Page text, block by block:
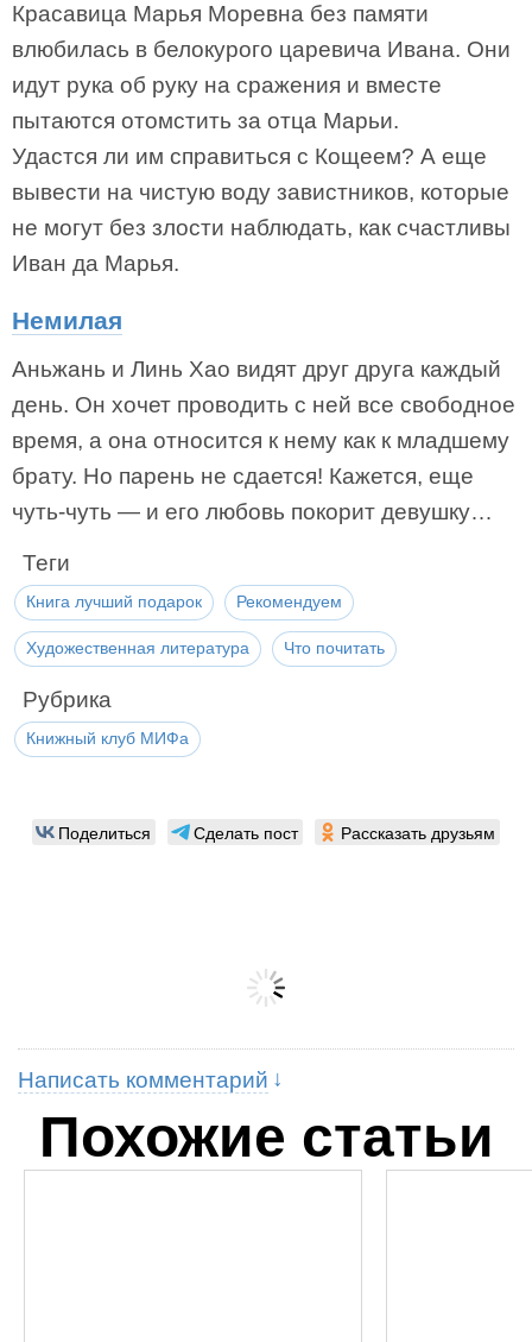
Красавица Марья Моревна без памяти
влюбилась в белокурого царевича Ивана. Они
идут рука об руку на сражения и вместе
пытаются отомстить за отца Марьи.
Удастся ли им справиться с Кощеем? А еще
вывести на чистую воду завистников, которые
не могут без злости наблюдать, как счастливы
Иван да Марья.
Немилая
Аньжань и Линь Хао видят друг друга каждый
день. Он хочет проводить с ней все свободное
время, а она относится к нему как к младшему
брату. Но парень не сдается! Кажется, еще
чуть-чуть ― и его любовь покорит девушку…
Теги
Книга лучший подарок Рекомендуем
Художественная литература Что почитать
Рубрика
Книжный клуб МИФа
Поделиться Сделать пост Рассказать друзьям
Написать комментарий
Похожие статьи